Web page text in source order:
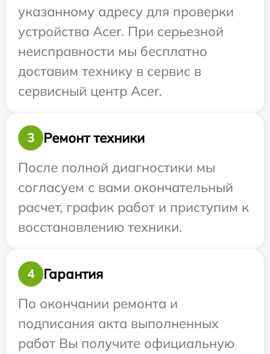
указанному адресу для проверки
устройства Acer. При серьезной
неисправности мы бесплатно
доставим технику в сервис в
сервисный центр Acer.
3
Ремонт техники
После полной диагностики мы
согласуем с вами окончательный
расчет, график работ и приступим к
восстановлению техники.
4
Гарантия
По окончании ремонта и
подписания акта выполненных
работ Вы получите официальную